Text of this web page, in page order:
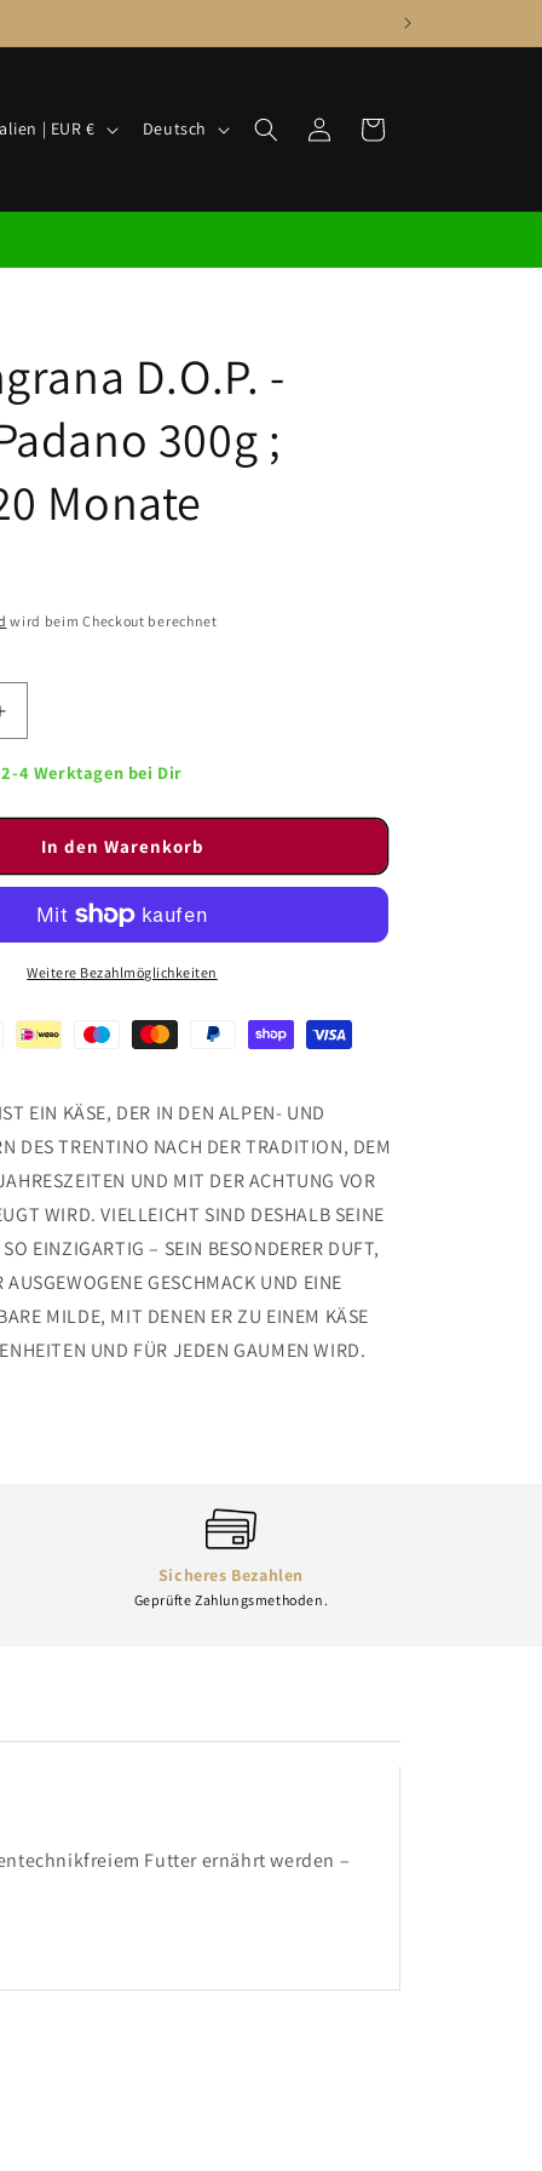
Italien | EUR €
c
Deutsch EinloggenWarenkorb
D.O.P. -
300g ;
Monate
wird beim Checkout berechnet
4 Werktagen bei Dir
In den Warenkorb
Weitere Bezahlmöglichkeiten
EIN KÄSE, DER IN DEN ALPEN- UND
DES TRENTINO NACH DER TRADITION, DEM
UND MIT DER ACHTUNG VOR
WIRD. VIELLEICHT SIND DESHALB SEINE
EINZIGARTIG – SEIN BESONDERER DUFT,
GESCHMACK UND EINE
MILDE, MIT DENEN ER ZU EINEM KÄSE
UND FÜR JEDEN GAUMEN WIRD.
Sicheres Bezahlen
Geprüfte Zahlungsmethoden.
Futter ernährt werden –